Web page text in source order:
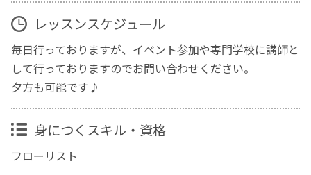
レッスンスケジュール
毎日行っておりますが、イベント参加や専門学校に講師と
して行っておりますのでお問い合わせください。
夕方も可能です♪
身につくスキル・資格
フローリスト